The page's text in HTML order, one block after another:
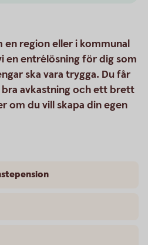
en region eller i kommunal
en entrélösning för dig som
ska vara trygga. Du får
avkastning och ett brett
om du vill skapa din egen